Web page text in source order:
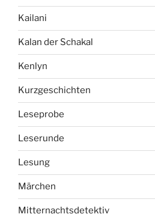
Kailani
Kalan der Schakal
Kenlyn
Kurzgeschichten
Leseprobe
Leserunde
Lesung
Märchen
Mitternachtsdetektiv